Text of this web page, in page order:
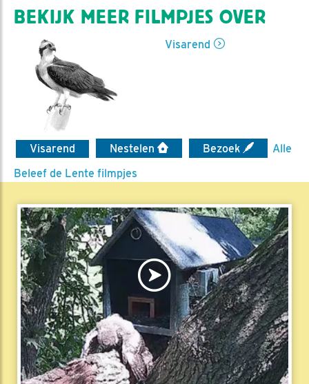
BEKIJK MEER FILMPJES OVER
Visarend
Visarend Nestelen Bezoek
Alle
Beleef de Lente filmpjes